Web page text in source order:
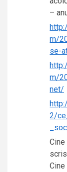
–
m/
se-
m/
net/
2/